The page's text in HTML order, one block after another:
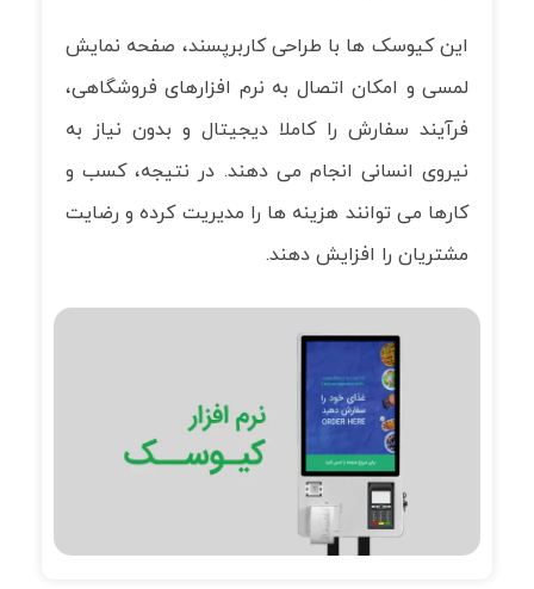
این کیوسک ها با طراحی کاربرپسند، صفحه نمایش
لمسی و امکان اتصال به نرم افزارهای فروشگاهی،
فرآیند سفارش را کاملا دیجیتال و بدون نیاز به
نیروی انسانی انجام می دهند. در نتیجه، کسب و
کارها می توانند هزینه ها را مدیریت کرده و رضایت
مشتریان را افزایش دهند.